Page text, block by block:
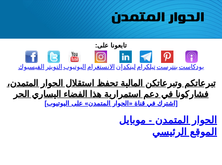
تابعونا على:
الفيسبوك التويتر اليوتيوب الانستغرام لينكدإن تيلكرامبنترست بودكاست
تبرعاتكم وتبرعاتكن المالية تحفظ استقلال الحوار المتمدن،
فشاركونا في دعم استمرارية هذا الفضاء اليساري الحر
[اشترك في قناة ‫«الحوار المتمدن» على اليوتيوب]
الحوار المتمدن - موبايل
الموقع الرئيسي